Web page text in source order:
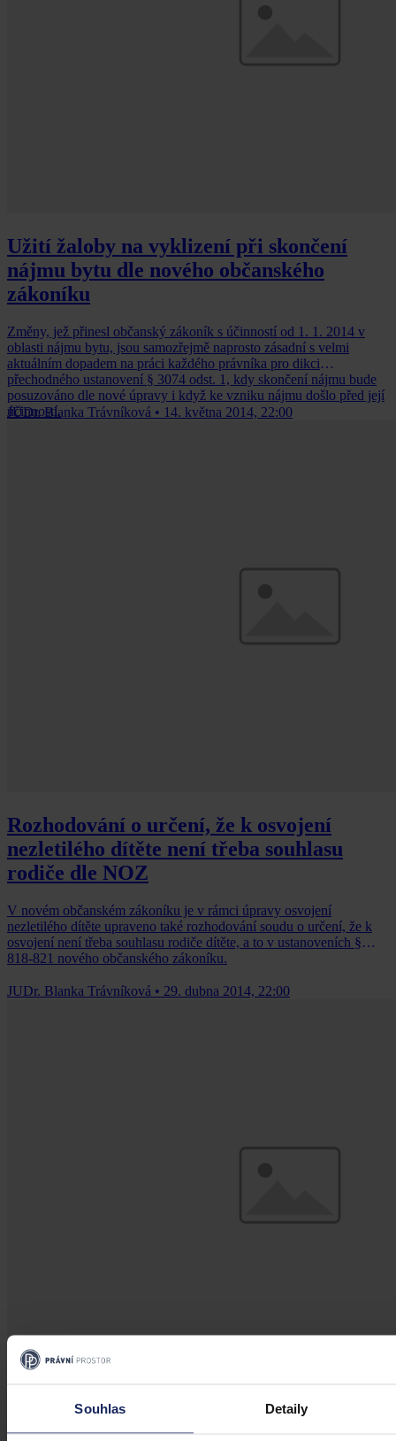
Souhlas Detaily
Užití žaloby na vyklizení při skončení
nájmu bytu dle nového občanského
zákoníku
Změny, jež přinesl občanský zákoník s účinností od 1. 1. 2014 v
oblasti nájmu bytu, jsou samozřejmě naprosto zásadní s velmi
aktuálním dopadem na práci každého právníka pro dikci
přechodného ustanovení § 3074 odst. 1, kdy skončení nájmu bude
posuzováno dle nové úpravy i když ke vzniku nájmu došlo před její
účinností.
JUDr. Blanka Trávníková • 14. května 2014, 22:00
Rozhodování o určení, že k osvojení
nezletilého dítěte není třeba souhlasu
rodiče dle NOZ
V novém občanském zákoníku je v rámci úpravy osvojení
nezletilého dítěte upraveno také rozhodování soudu o určení, že k
osvojení není třeba souhlasu rodiče dítěte, a to v ustanoveních §
818-821 nového občanského zákoníku.
JUDr. Blanka Trávníková • 29. dubna 2014, 22:00